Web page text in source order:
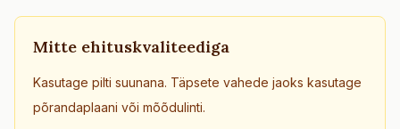
Mitte ehituskvaliteediga
Kasutage pilti suunana. Täpsete vahede jaoks kasutage
põrandaplaani või mõõdulinti.